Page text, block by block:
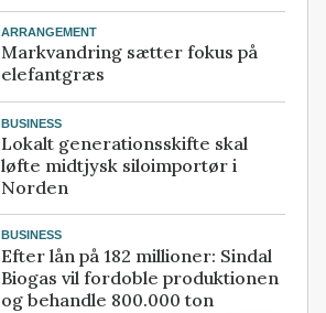
ARRANGEMENT
Markvandring sætter fokus på
elefantgræs
BUSINESS
Lokalt generationsskifte skal
løfte midtjysk siloimportør i
Norden
BUSINESS
Efter lån på 182 millioner: Sindal
Biogas vil fordoble produktionen
og behandle 800.000 ton